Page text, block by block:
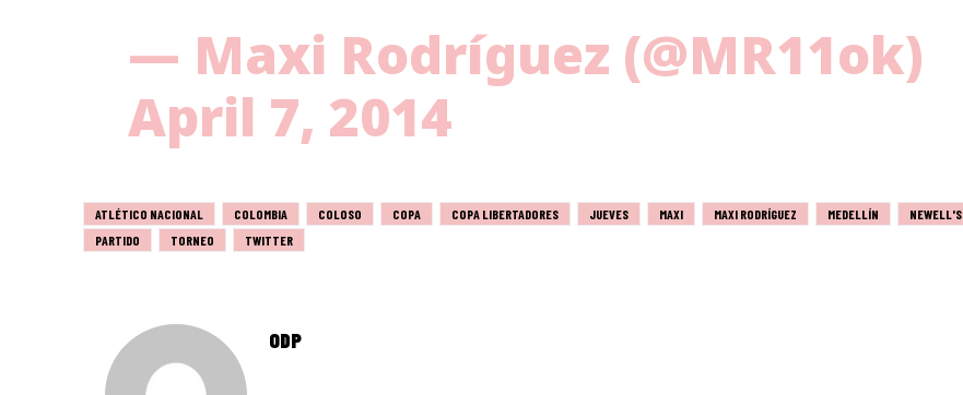
— Maxi Rodríguez (@MR11ok)
April 7, 2014
ATLÉTICO NACIONAL COLOMBIA COLOSO COPA COPA LIBERTADORES JUEVES MAXI MAXI RODRÍGUEZ MEDELLÍN
NEWELL'S
PARTIDO
TORNEO TWITTER
ODP